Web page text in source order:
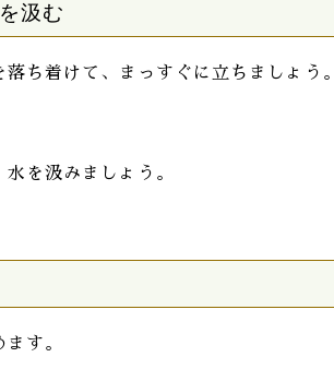
汲む
ち着けて、まっすぐに立ちましょう。
を汲みましょう。
す。